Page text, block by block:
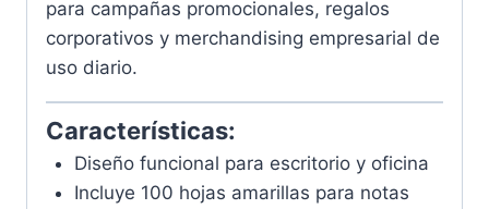
para campañas promocionales, regalos
corporativos y merchandising empresarial de
uso diario.
Características:
Diseño funcional para escritorio y oficina
Incluye 100 hojas amarillas para notas